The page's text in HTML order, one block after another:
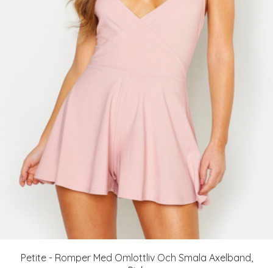
Petite - Romper Med Omlottliv Och Smala Axelband,